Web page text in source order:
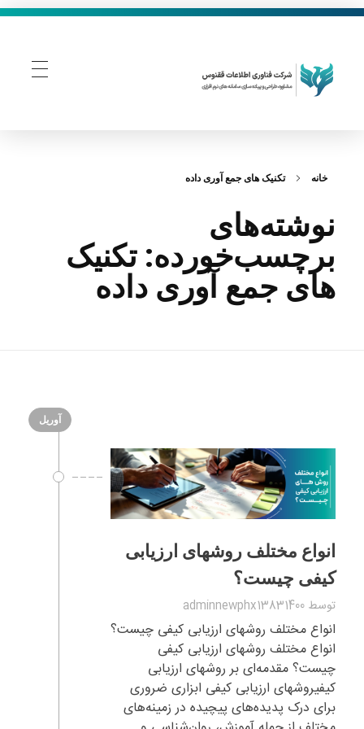
خانه تکنیک‌ های جمع‌ آوری داده
نوشته‌های
برچسب‌خورده: تکنیک‌
های جمع‌ آوری داده
آوریل
انواع مختلف روشهای ارزیابی
کیفی چیست؟
توسط adminnewphx13831400
انواع مختلف روشهای ارزیابی کیفی چیست؟
انواع مختلف روشهای ارزیابی کیفی
چیست؟ مقدمه‌ای بر روشهای ارزیابی
کیفیروشهای ارزیابی کیفی ابزاری ضروری
برای درک پدیده‌های پیچیده در زمینه‌های